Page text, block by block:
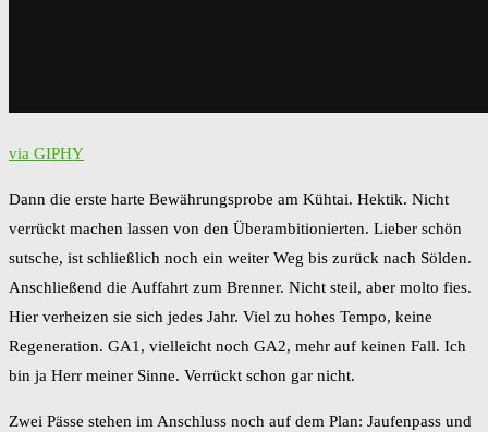
via GIPHY
Dann die erste harte Bewährungsprobe am Kühtai. Hektik. Nicht
verrückt machen lassen von den Überambitionierten. Lieber schön
sutsche, ist schließlich noch ein weiter Weg bis zurück nach Sölden.
Anschließend die Auffahrt zum Brenner. Nicht steil, aber molto fies.
Hier verheizen sie sich jedes Jahr. Viel zu hohes Tempo, keine
Regeneration. GA1, vielleicht noch GA2, mehr auf keinen Fall. Ich
bin ja Herr meiner Sinne. Verrückt schon gar nicht.
Zwei Pässe stehen im Anschluss noch auf dem Plan: Jaufenpass und